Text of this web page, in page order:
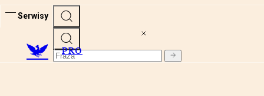
Serwisy
PRO